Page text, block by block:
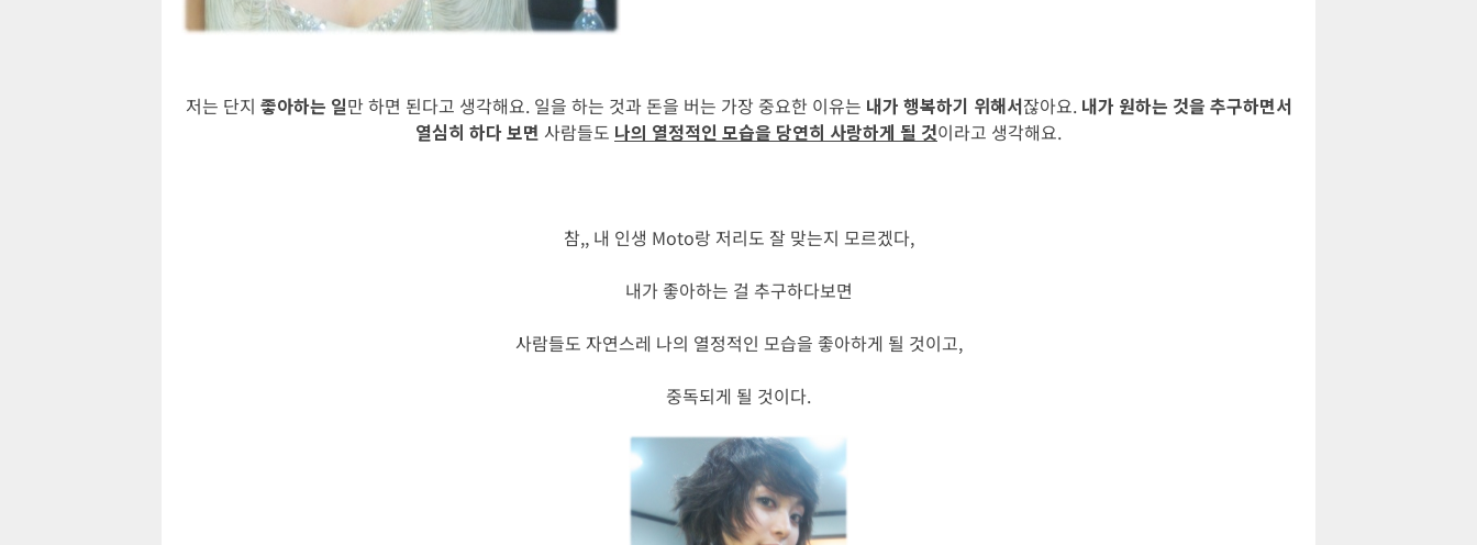
저는 단지 좋아하는 일만 하면 된다고 생각해요. 일을 하는 것과 돈을 버는 가장 중요한 이유는 내가 행복하기 위해서잖아요. 내가 원하는 것을 추구하면서
열심히 하다 보면 사람들도 나의 열정적인 모습을 당연히 사랑하게 될 것이라고 생각해요.
참,, 내 인생 Moto랑 저리도 잘 맞는지 모르겠다,
내가 좋아하는 걸 추구하다보면
사람들도 자연스레 나의 열정적인 모습을 좋아하게 될 것이고,
중독되게 될 것이다.